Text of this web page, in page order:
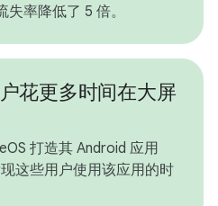
率降低了 5 倍。
花更多时间在大屏
打造其 Android 应用
这些用户使用该应用的时